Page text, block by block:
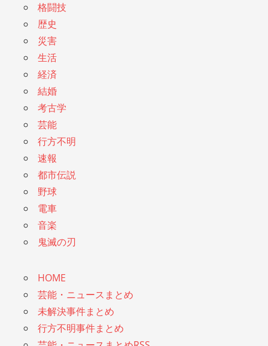
格闘技
歴史
災害
生活
経済
結婚
考古学
芸能
行方不明
速報
都市伝説
野球
電車
音楽
鬼滅の刃
HOME
芸能・ニュースまとめ
未解決事件まとめ
行方不明事件まとめ